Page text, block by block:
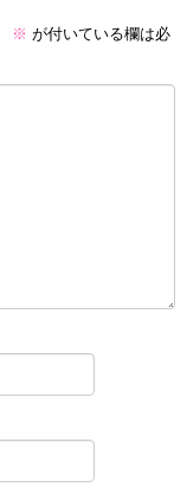
※ が付いている欄は必